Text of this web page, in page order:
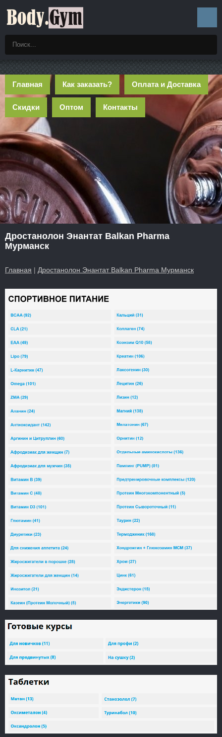
Главная Как заказать? Оплата и Доставка
Скидки Оптом Контакты
Дростанолон Энантат Balkan Pharma
Мурманск
Главная | Дростанолон Энантат Balkan Pharma Мурманск